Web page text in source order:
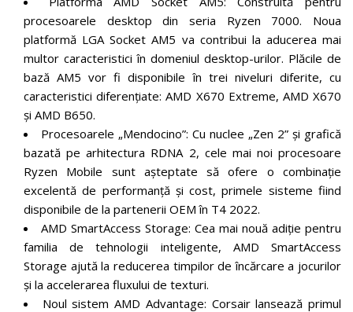
procesoarele desktop din seria Ryzen 7000. Noua
platformă LGA Socket AM5 va contribui la aducerea mai
multor caracteristici în domeniul desktop-urilor. Plăcile de
bază AM5 vor fi disponibile în trei niveluri diferite, cu
caracteristici diferențiate: AMD X670 Extreme, AMD X670
și AMD B650.
Procesoarele „Mendocino”: Cu nuclee „Zen 2” și grafică
bazată pe arhitectura RDNA 2, cele mai noi procesoare
Ryzen Mobile sunt așteptate să ofere o combinație
excelentă de performanță și cost, primele sisteme fiind
disponibile de la partenerii OEM în T4 2022.
AMD SmartAccess Storage: Cea mai nouă adiție pentru
familia de tehnologii inteligente, AMD SmartAccess
Storage ajută la reducerea timpilor de încărcare a jocurilor
și la accelerarea fluxului de texturi.
Noul sistem AMD Advantage: Corsair lansează primul